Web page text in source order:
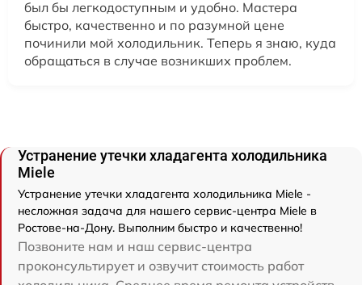
был бы легкодоступным и удобно. Мастера
быстро, качественно и по разумной цене
починили мой холодильник. Теперь я знаю, куда
обращаться в случае возникших проблем.
Устранение утечки хладагента холодильника
Miele
Устранение утечки хладагента холодильника Miele -
несложная задача для нашего сервис-центра Miele в
Ростове-на-Дону. Выполним быстро и качественно!
Позвоните нам и наш сервис-центра
проконсультирует и озвучит стоимость работ